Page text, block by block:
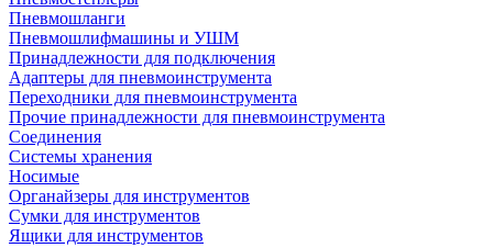
Пневмошланги
Пневмошлифмашины и УШМ
Принадлежности для подключения
Адаптеры для пневмоинструмента
Переходники для пневмоинструмента
Прочие принадлежности для пневмоинструмента
Соединения
Системы хранения
Носимые
Органайзеры для инструментов
Сумки для инструментов
Ящики для инструментов